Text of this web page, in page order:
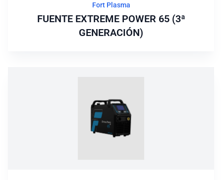
Fort Plasma
FUENTE EXTREME POWER 65 (3ª
GENERACIÓN)